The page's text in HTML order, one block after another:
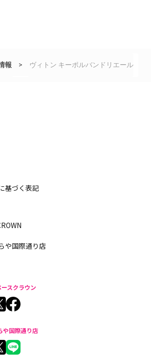
報 > ヴィトン キーポルバンドリエール
基づく表記
や国際通り店
ースクラウン
や国際通り店